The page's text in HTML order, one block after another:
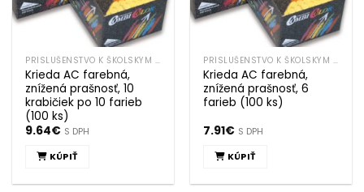
PRÍSLUŠENSTVO K ŠKOLSKÝM TABULIAM
Krieda AC farebná,
znížená prašnosť, 10
krabičiek po 10 farieb
(100 ks)
9.64€ S DPH
KÚPIŤ
PRÍSLUŠENSTVO K ŠKOLSKÝM TABULIAM
Krieda AC farebná,
znížená prašnosť, 6
farieb (100 ks)
7.91€ S DPH
KÚPIŤ